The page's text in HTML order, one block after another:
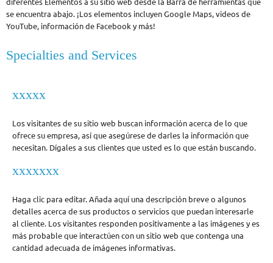
diferentes Elementos a su sitio web desde la Barra de herramientas que
se encuentra abajo. ¡Los elementos incluyen Google Maps, videos de
YouTube, información de Facebook y más!
Specialties and Services
xxxxx
Los visitantes de su sitio web buscan información acerca de lo que
ofrece su empresa, así que asegúrese de darles la información que
necesitan. Dígales a sus clientes que usted es lo que están buscando.
xxxxxxx
Haga clic para editar. Añada aquí una descripción breve o algunos
detalles acerca de sus productos o servicios que puedan interesarle
al cliente. Los visitantes responden positivamente a las imágenes y es
más probable que interactúen con un sitio web que contenga una
cantidad adecuada de imágenes informativas.